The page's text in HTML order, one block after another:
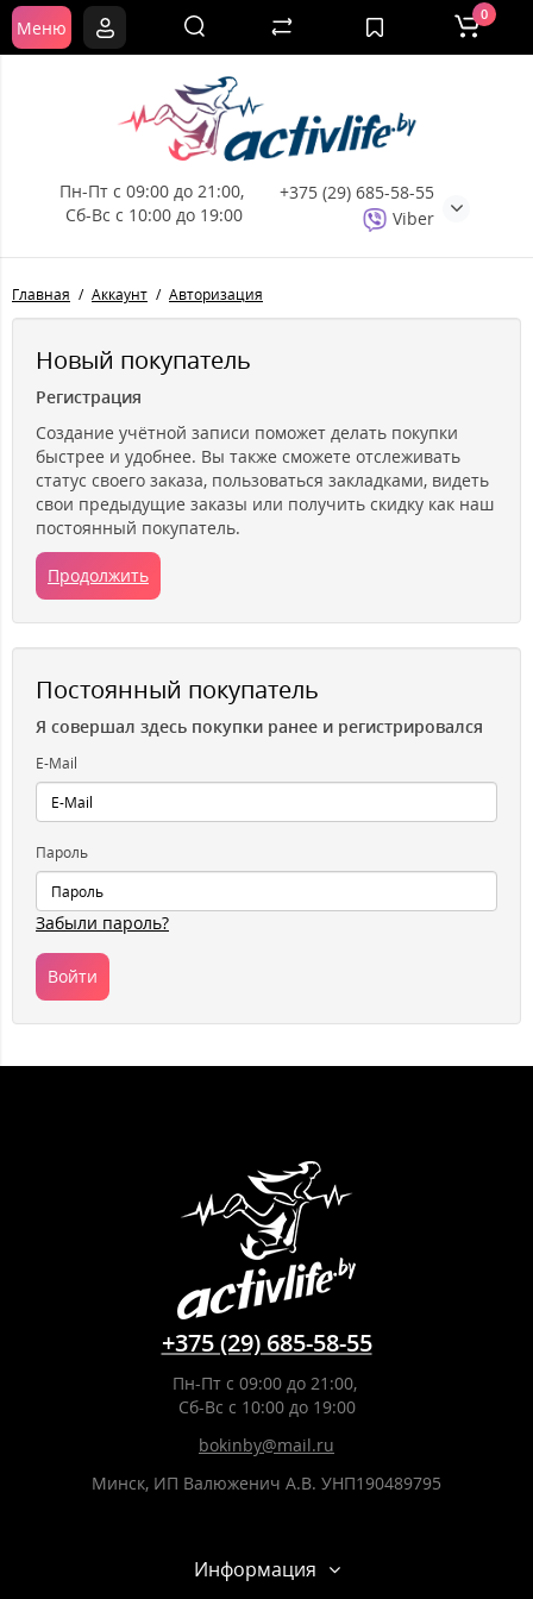
Пн-Пт с 09:00 до 21:00,
Сб-Вс с 10:00 до 19:00
+375 (29) 685-58-55
Viber
Меню
0
Главная Аккаунт Авторизация
Новый покупатель
Регистрация
Создание учётной записи поможет делать покупки
быстрее и удобнее. Вы также сможете отслеживать
статус своего заказа, пользоваться закладками, видеть
свои предыдущие заказы или получить скидку как наш
постоянный покупатель.
Продолжить
Постоянный покупатель
Я совершал здесь покупки ранее и регистрировался
E-Mail
Пароль
Забыли пароль?
+375 (29) 685-58-55
Пн-Пт с 09:00 до 21:00,
Сб-Вс с 10:00 до 19:00
bokinby@mail.ru
Минск, ИП Валюженич А.В. УНП190489795
Информация